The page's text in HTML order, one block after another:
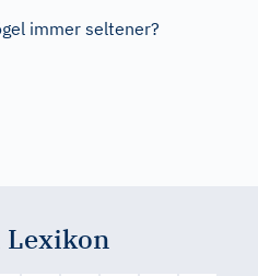
immer seltener?
Lexikon